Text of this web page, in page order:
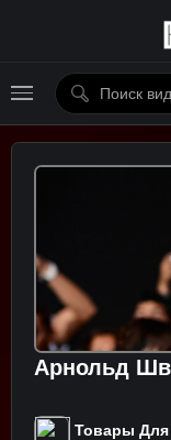
Арнольд
Товары